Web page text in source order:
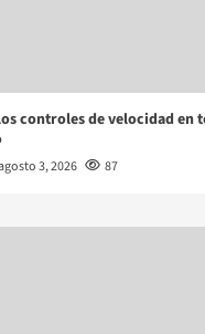
controles de velocidad en
3, 2026 87